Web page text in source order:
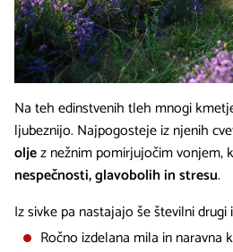
Na teh edinstvenih tleh mnogi
ljubeznijo. Najpogosteje iz njenih
oljez nežnim pomirjujočim vonjem,
nespečnosti, glavobolih in stresu.
Iz sivke pa nastajajo še številni drugi
Ročno izdelana mila in naravna